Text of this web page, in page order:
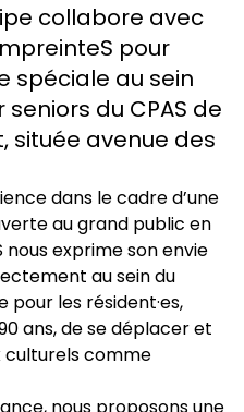
collabore avec
pour
spéciale au sein
du CPAS de
avenue des
dans le cadre d’une
au grand public en
nous exprime son envie
au sein du
les résident·es,
ans, de se déplacer et
culturels comme
nous proposons une